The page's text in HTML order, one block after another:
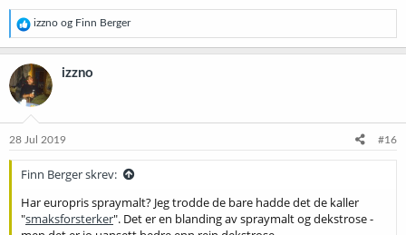
R
e
a
k
s
j
o
e
izzno og Finn Berger
izzno
28 Jul 2019 #16
Finn Berger skrev:
Har europris spraymalt? Jeg trodde de bare hadde det de kaller
"smaksforsterker". Det er en blanding av spraymalt og dekstrose -